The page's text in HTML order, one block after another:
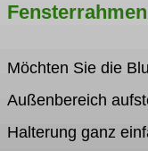
Fensterrahmen
Möchten Sie die
Außenbereich
Halterung ganz